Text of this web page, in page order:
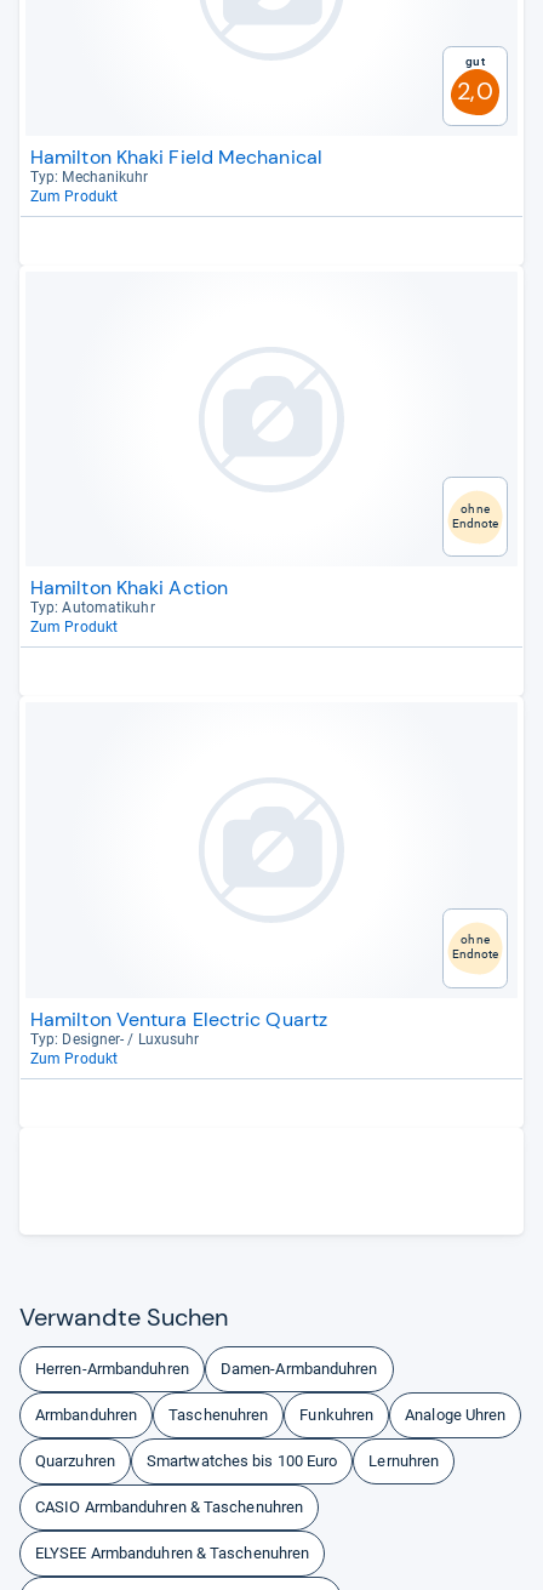
Gut
2,0
Hamilton Khaki Field Mechanical
Typ: Mecha­ni­k­uhr
Zum Produkt
ohne
Endnote
Hamilton Khaki Action
Typ: Auto­ma­ti­k­uhr
Zum Produkt
ohne
Endnote
Hamilton Ventura Electric Quartz
Typ: Desi­gner-​ / Luxu­suhr
Zum Produkt
Ver­wandte Suchen
Herren-Armbanduhren Damen-Armbanduhren
Armbanduhren Taschenuhren Funkuhren Analoge Uhren
Quarzuhren Smartwatches bis 100 Euro Lernuhren
CASIO Armbanduhren & Taschenuhren
ELYSEE Armbanduhren & Taschenuhren